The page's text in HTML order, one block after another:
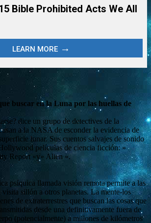
buscar en la Luna por las huellas de
dice un grupo de detectives de la
a la NASA de esconder la evidencia de
lunar. Sus cuentos salvajes de sonido
películas de ciencia ficción: »
Report «y» Alien «.
psíquica llamada visión remota permite a las
visita sillón a otros planetas. La mente-los
de extraterrestres que buscan las cosas que
desde una definitivamente fuera de
(potencialmente) a millones de kilómetros